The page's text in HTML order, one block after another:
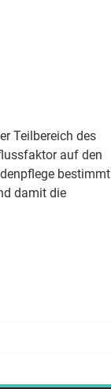
Teilbereich des
auf den
bestimmt
damit die